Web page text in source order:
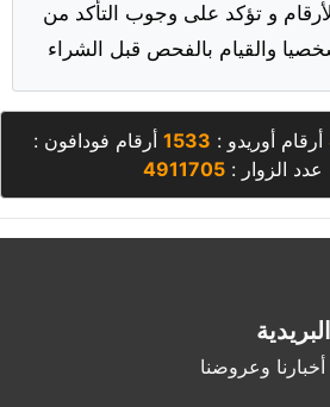
و تؤكد على وجوب التأكد من
أرقام أوريدو : 1533 أرقام فودافون :
الزوار : 4911705
وعروضنا